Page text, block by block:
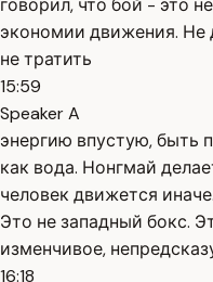
говорил, что бой - это
экономии движения. Не
не тратить
15:59
Speaker A
энергию впустую, быть
как вода. Нонгмай
человек движется
Это не западный бокс.
изменчивое,
16:18